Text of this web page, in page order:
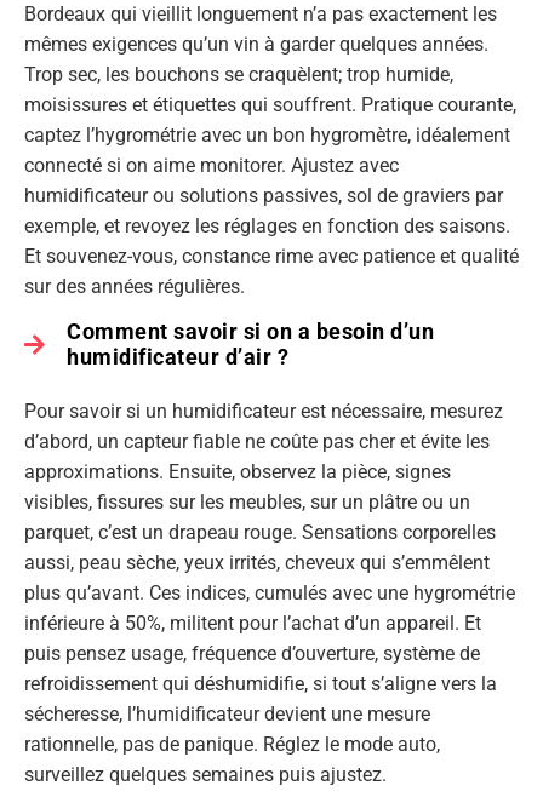
Bordeaux qui vieillit longuement n’a pas exactement les
mêmes exigences qu’un vin à garder quelques années.
Trop sec, les bouchons se craquèlent; trop humide,
moisissures et étiquettes qui souffrent. Pratique courante,
captez l’hygrométrie avec un bon hygromètre, idéalement
connecté si on aime monitorer. Ajustez avec
humidificateur ou solutions passives, sol de graviers par
exemple, et revoyez les réglages en fonction des saisons.
Et souvenez-vous, constance rime avec patience et qualité
sur des années régulières.
Comment savoir si on a besoin d’un
humidificateur d’air ?
Pour savoir si un humidificateur est nécessaire, mesurez
d’abord, un capteur fiable ne coûte pas cher et évite les
approximations. Ensuite, observez la pièce, signes
visibles, fissures sur les meubles, sur un plâtre ou un
parquet, c’est un drapeau rouge. Sensations corporelles
aussi, peau sèche, yeux irrités, cheveux qui s’emmêlent
plus qu’avant. Ces indices, cumulés avec une hygrométrie
inférieure à 50%, militent pour l’achat d’un appareil. Et
puis pensez usage, fréquence d’ouverture, système de
refroidissement qui déshumidifie, si tout s’aligne vers la
sécheresse, l’humidificateur devient une mesure
rationnelle, pas de panique. Réglez le mode auto,
surveillez quelques semaines puis ajustez.